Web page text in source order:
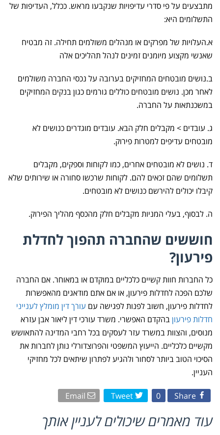
מתבצעים על פי סדרי עדיפויות שנקבעו מראש. ככלל, העדיפות של
התשלומים היא:
א.העלויות של מפרקים או מנהלים משולמים תחילה. זה מבטיח
שאנשי מקצוע מיומנים זמינים לנהל תהליכים אלה
ב.נושים מובטחים המחזיקים בערובה על נכסי החברה משולמים
לאחר מכן. נושים מובטחים כוללים גורמים כגון בנקים המחזיקים
במשכנתאות על החברה.
ג. עובדים > מקבלים חלק הבא. עובדים מוגדרים כנושים לא
מובטחים עדיפים למטרות פירוק.
ד. נושים לא מובטחים אחרים, כמו לקוחות וספקים, מקבלים
תשלומים שהם זכאים להם. לקוחות שרכשו סחורה או שירותים שלא
קיבלו יכולים להירשם כנושים לא מובטחים.
ה. לבסוף, בעלי המניות מקבלים חלק מהכסף מהליך הפירוק.
חוששים שהחברה תהפוך לחדלת
פירעון?
כל החברות חוות קשיים כלכליים במוקדם או במאוחר. אם החברה
שלכם הפכה לחדלות פירעון, או אם אתם מודאגים מהאפשרות
לחדלות פירעון, חשוב לפנות לפגישה עם עורך דין מומלץ לענייני
חדלות פירעוןבהקדם האפשרי. משרד עורכי דין ליאור אבן עזרא
מנוסים, והצוות במשרד עזר לעסקים בכל רחבי המדינה להתאושש
מקשיים כלכליים. הייעוץ המשפטי והפרוצדורלי נותן לחברות את
הסיכוי הטוב ביותר לסחור ולהגיע לפתרון שיתאים לכל מחזיקי
העניין.
Share
0
Tweet
Email
עוד מאמרים שיכולים לעניין אותך